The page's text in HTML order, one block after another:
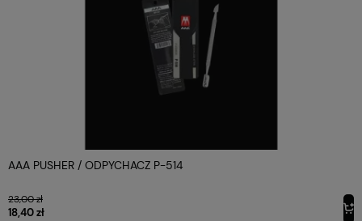
AAA PUSHER / ODPYCHACZ P-514
23,00 zł
18,40 zł